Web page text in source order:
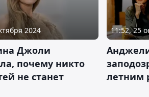
2024
Джоли
почему никто
не станет
11:52, 25
летним